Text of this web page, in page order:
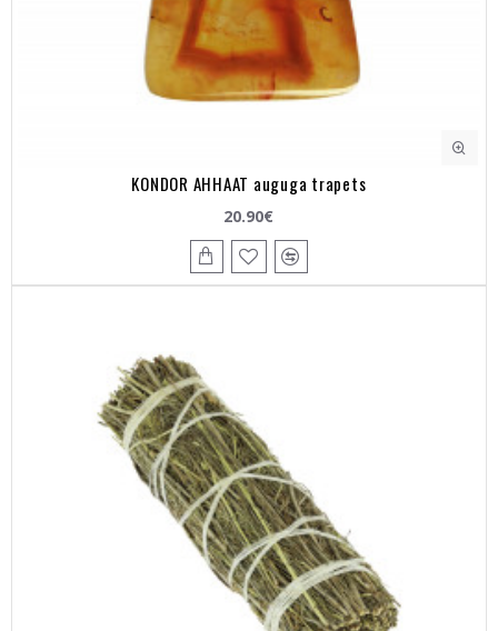
KONDOR AHHAAT auguga trapets
20.90€